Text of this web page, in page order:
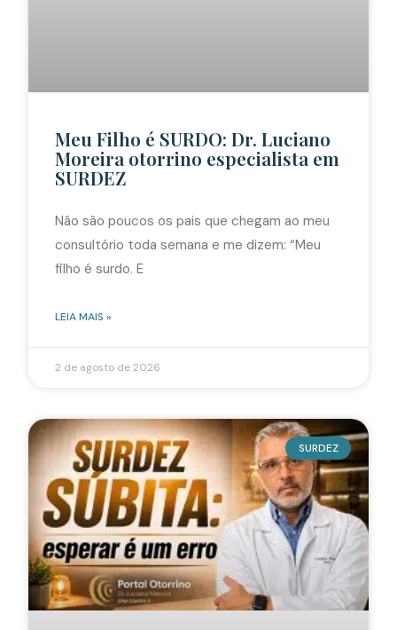
Meu Filho é SURDO: Dr. Luciano
Moreira otorrino especialista em
SURDEZ
Não são poucos os pais que chegam ao meu
consultório toda semana e me dizem: “Meu
filho é surdo. E
LEIA MAIS »
2 de agosto de 2026
SURDEZ